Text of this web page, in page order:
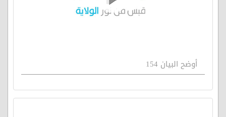
أوضح البيان 154